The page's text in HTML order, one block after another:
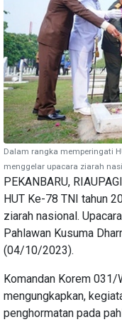
Dalam rangka memperingati
menggelar upacara ziarah
PEKANBARU,
HUT Ke-78 TNI tahun
ziarah nasional.
Pahlawan Kusuma
(04/10/2023).
Komandan Korem 031/
mengungkapkan,
penghormatan pada